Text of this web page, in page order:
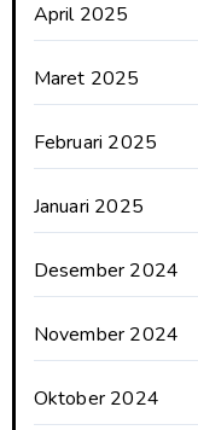
April 2025
Maret 2025
Februari 2025
Januari 2025
Desember 2024
November 2024
Oktober 2024